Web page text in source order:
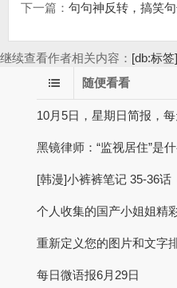
下一篇： 句句神反转，搞笑
继续查看作者相关内容： [db:标签]
随便看看
10月5日，星期日简报，
黑镜律师：“监视居住”是
[韩漫]小裤裤笔记 35-36话
个人收集的国产小姐姐精
重新定义您的图片和文字
每日微语报6月29日